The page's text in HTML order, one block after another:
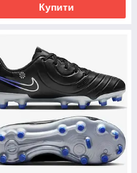
Купити